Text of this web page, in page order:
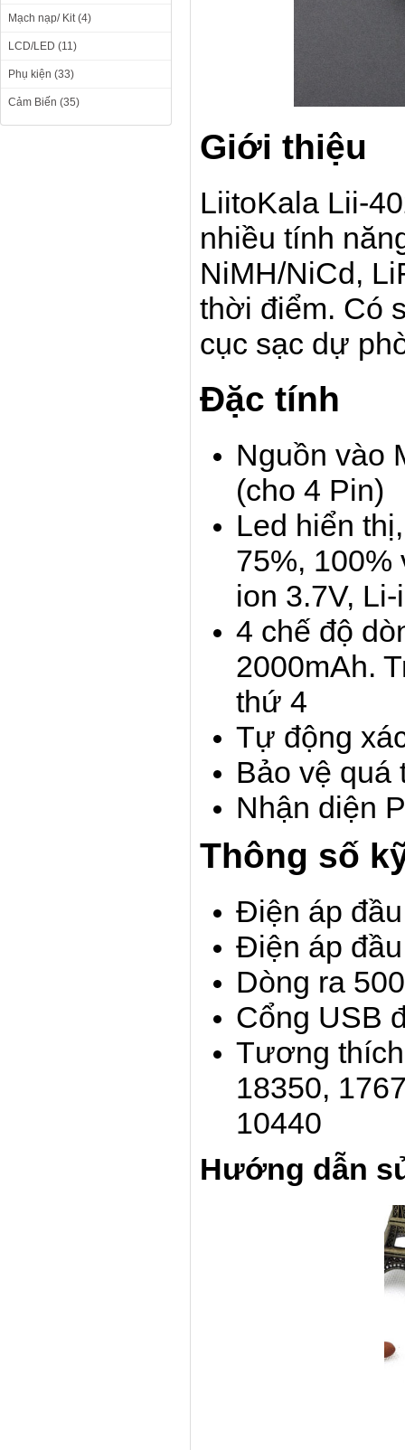
Mạch nạp/ Kit (4)
LCD/LED (11)
Phụ kiện (33)
Cảm Biến (35)
Giới thiệu
LiitoKala Lii-
nhiều tính
NiMH/NiCd,
thời điểm. Có
cục sạc dự
Đặc tính
Nguồn vào
(cho 4 Pin)
Led hiển
75%, 100%
ion 3.7V,
4 chế độ
2000mAh.
thứ 4
Tự động
Bảo vệ quá
Nhận diện
Thông số
Điện áp
Điện áp đầu
Dòng ra
Cổng USB
Tương
18350,
10440
Hướng dẫn